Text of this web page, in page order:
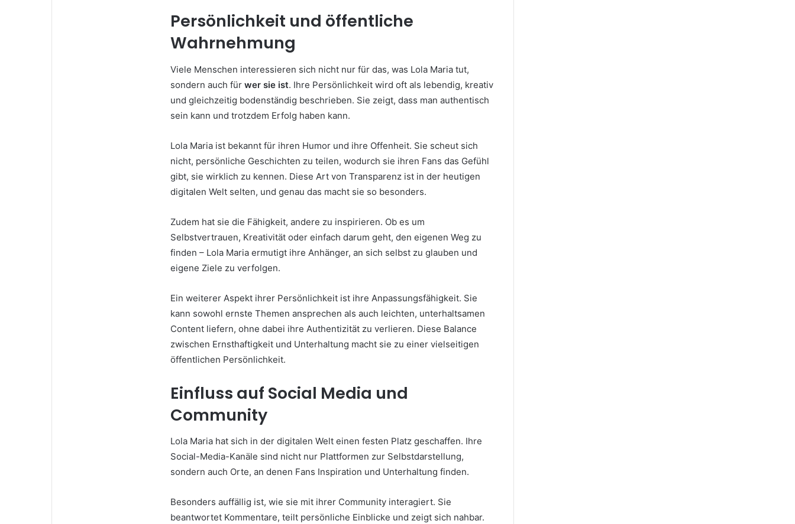
Persönlichkeit und öffentliche
Wahrnehmung
Viele Menschen interessieren sich nicht nur für das, was Lola Maria tut,
sondern auch für wer sie ist. Ihre Persönlichkeit wird oft als lebendig, kreativ
und gleichzeitig bodenständig beschrieben. Sie zeigt, dass man authentisch
sein kann und trotzdem Erfolg haben kann.
Lola Maria ist bekannt für ihren Humor und ihre Offenheit. Sie scheut sich
nicht, persönliche Geschichten zu teilen, wodurch sie ihren Fans das Gefühl
gibt, sie wirklich zu kennen. Diese Art von Transparenz ist in der heutigen
digitalen Welt selten, und genau das macht sie so besonders.
Zudem hat sie die Fähigkeit, andere zu inspirieren. Ob es um
Selbstvertrauen, Kreativität oder einfach darum geht, den eigenen Weg zu
finden – Lola Maria ermutigt ihre Anhänger, an sich selbst zu glauben und
eigene Ziele zu verfolgen.
Ein weiterer Aspekt ihrer Persönlichkeit ist ihre Anpassungsfähigkeit. Sie
kann sowohl ernste Themen ansprechen als auch leichten, unterhaltsamen
Content liefern, ohne dabei ihre Authentizität zu verlieren. Diese Balance
zwischen Ernsthaftigkeit und Unterhaltung macht sie zu einer vielseitigen
öffentlichen Persönlichkeit.
Einfluss auf Social Media und
Community
Lola Maria hat sich in der digitalen Welt einen festen Platz geschaffen. Ihre
Social-Media-Kanäle sind nicht nur Plattformen zur Selbstdarstellung,
sondern auch Orte, an denen Fans Inspiration und Unterhaltung finden.
Besonders auffällig ist, wie sie mit ihrer Community interagiert. Sie
beantwortet Kommentare, teilt persönliche Einblicke und zeigt sich nahbar.